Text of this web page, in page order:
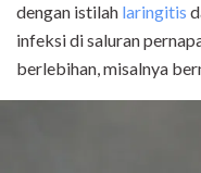
dengan istilah laringitis
infeksi di saluran
berlebihan, misalnya